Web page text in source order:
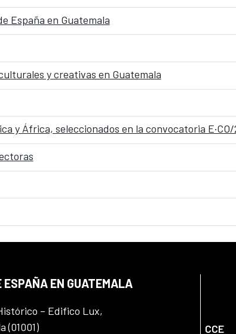
España en Guatemala
y creativas en Guatemala
y África, seleccionados en la convocatoria
ESPAÑA EN GUATEMALA
– Edifico Lux,
(01001)
CCE